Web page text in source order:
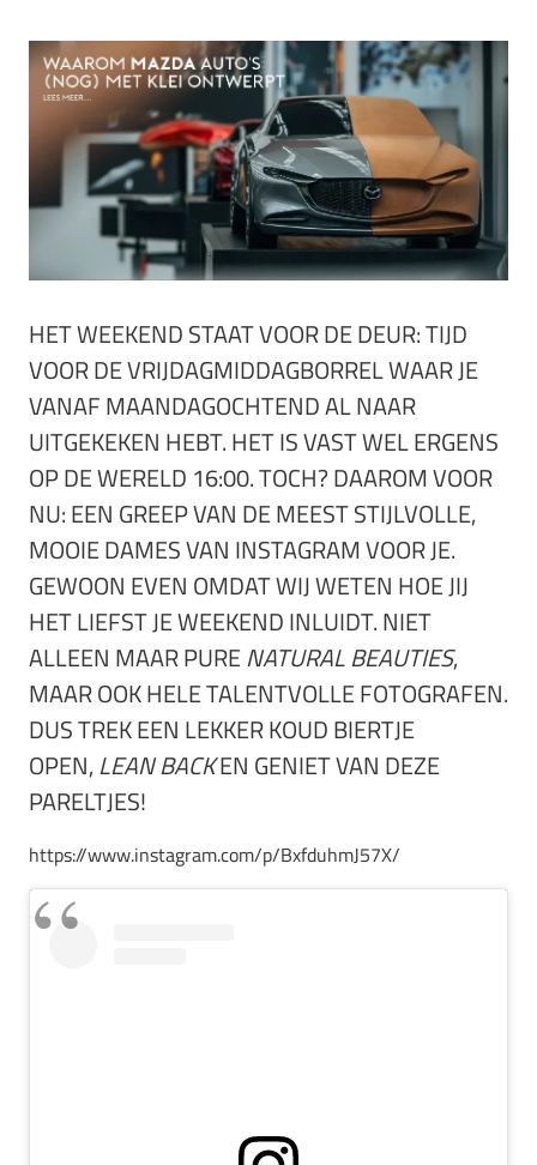
HET WEEKEND STAAT VOOR DE DEUR: TIJD
VOOR DE VRIJDAGMIDDAGBORREL WAAR JE
VANAF MAANDAGOCHTEND AL NAAR
UITGEKEKEN HEBT. HET IS VAST WEL ERGENS
OP DE WERELD 16:00. TOCH? DAAROM VOOR
NU: EEN GREEP VAN DE MEEST STIJLVOLLE,
MOOIE DAMES VAN INSTAGRAM VOOR JE.
GEWOON EVEN OMDAT WIJ WETEN HOE JIJ
HET LIEFST JE WEEKEND INLUIDT. NIET
ALLEEN MAAR PURENATURALBEAUTIES,
MAAR OOK HELE TALENTVOLLE FOTOGRAFEN.
DUS TREK EEN LEKKER KOUD BIERTJE
OPEN,LEAN BACKEN GENIET VAN DEZE
PARELTJES!
https://www.instagram.com/p/BxfduhmJ57X/